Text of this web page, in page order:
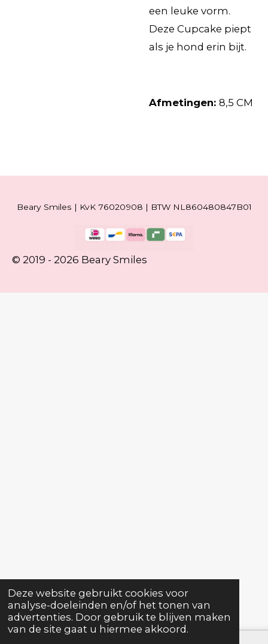
Deze website gebruikt cookies voor
analyse-doeleinden en/of het tonen van
advertenties. Door gebruik te blijven maken
van de site gaat u hiermee akkoord.
een leuke vorm.
Deze Cupcake piept
als je hond erin bijt.
Afmetingen: 8,5 CM
Beary Smiles | KvK 76020908 | BTW NL860480847B01
© 2019 - 2026 Beary Smiles